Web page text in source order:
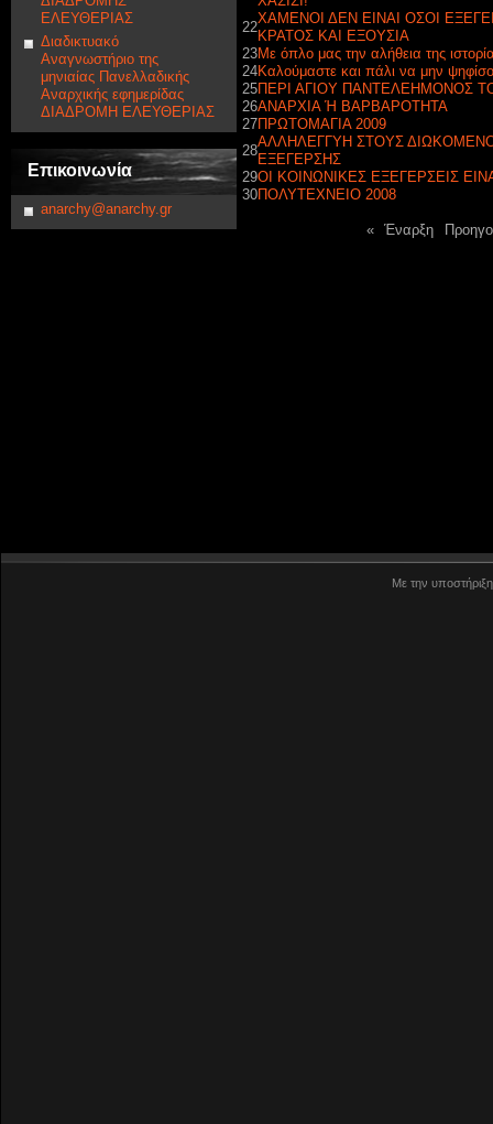
ΕΛΕΥΘΕΡΙΑΣ
Διαδικτυακό
Αναγνωστήριο της
μηνιαίας Πανελλαδικής
Αναρχικής εφημερίδας
ΔΙΑΔΡΟΜΗ ΕΛΕΥΘΕΡΙΑΣ
Επικοινωνία
anarchy@anarchy.gr
22
ΧΑΜΕΝΟΙ ΔΕΝ ΕΙΝΑΙ ΟΣΟΙ
ΚΡΑΤΟΣ ΚΑΙ ΕΞΟΥΣΙΑ
23Με όπλο μας την αλήθεια της
24Καλούμαστε και πάλι να μην
25ΠΕΡΙ ΑΓΙΟΥ ΠΑΝΤΕΛΕΗΜΟΝΟΣ
26ΑΝΑΡΧΙΑ Ή ΒΑΡΒΑΡΟΤΗΤΑ
27ΠΡΩΤΟΜΑΓΙΑ 2009
28
ΑΛΛΗΛΕΓΓΥΗ ΣΤΟΥΣ
ΕΞΕΓΕΡΣΗΣ
29ΟΙ ΚΟΙΝΩΝΙΚΕΣ ΕΞΕΓΕΡΣΕΙΣ
30ΠΟΛΥΤΕΧΝΕΙΟ 2008
« Έναρξη
Με την